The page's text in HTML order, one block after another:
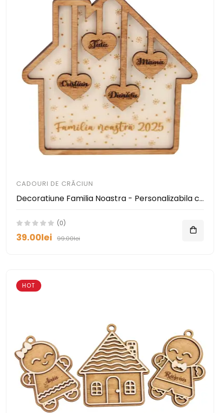
CADOURI DE CRĂCIUN
Decoratiune Familia Noastra - Personalizabila cu Numele Membrilor Familiei
(0)
39.00lei 99.00lei
HOT